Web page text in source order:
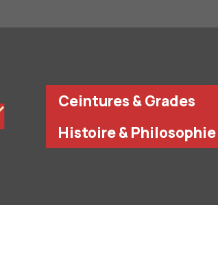
Ceintures & Grades
Histoire & Philosophie